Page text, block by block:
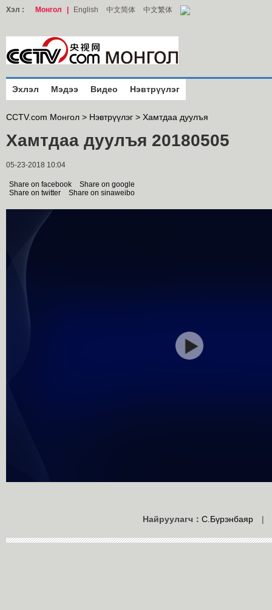
Хэл : Монгол English 中文简体 中文繁体
Эхлэл Мэдээ Видео Нэвтрүүлэг
CCTV.com Монгол > Нэвтрүүлэг > Хамтдаа дуулъя
Хамтдаа дуулъя 20180505
05-23-2018 10:04
Share on facebook
Share on google
Share on twitter
Share on sinaweibo
Найруулагч： С.Бүрэнбаяр |